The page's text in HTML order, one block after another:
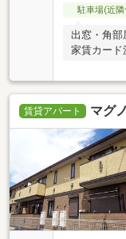
駐車場(近隣
出窓・角部
家賃カード
賃貸アパート マグ